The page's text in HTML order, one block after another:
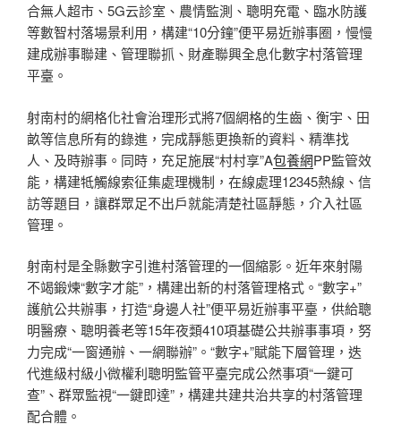
合無人超市、5G云診室、農情監測、聰明充電、臨水防護
等數智村落場景利用，構建“10分鐘”便平易近辦事圈，慢慢
建成辦事聯建、管理聯抓、財產聯興全息化數字村落管理
平臺。
射南村的網格化社會治理形式將7個網格的生齒、衡宇、田
畝等信息所有的錄進，完成靜態更換新的資料、精準找
人、及時辦事。同時，充足施展“村村享”A包養網PP監管效
能，構建牴觸線索征集處理機制，在線處理12345熱線、信
訪等題目，讓群眾足不出戶就能清楚社區靜態，介入社區
管理。
射南村是全縣數字引進村落管理的一個縮影。近年來射陽
不竭鍛煉“數字才能”，構建出新的村落管理格式。“數字+”
護航公共辦事，打造“身邊人社”便平易近辦事平臺，供給聰
明醫療、聰明養老等15年夜類410項基礎公共辦事事項，努
力完成“一窗通辦、一網聯辦”。“數字+”賦能下層管理，迭
代進級村級小微權利聰明監管平臺完成公然事項“一鍵可
查”、群眾監視“一鍵即達”，構建共建共治共享的村落管理
配合體。